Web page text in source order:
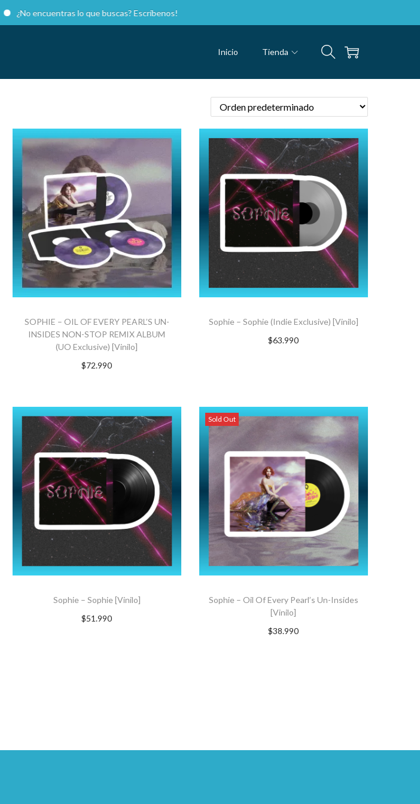
¿No encuentras lo que buscas? Escríbenos!
Inicio Tienda
SOPHIE – OIL OF EVERY PEARL’S UN-
INSIDES NON-STOP REMIX ALBUM
(UO Exclusive) [Vinilo]
$72.990
Sophie – Sophie (Indie Exclusive) [Vinilo]
$63.990
Sophie – Sophie [Vinilo]
$51.990
Sold Out
Sophie – Oil Of Every Pearl’s Un-Insides
[Vinilo]
$38.990